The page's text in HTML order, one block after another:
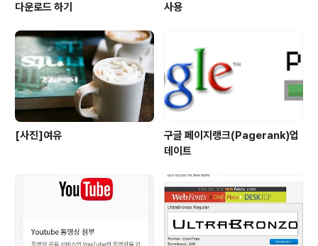
다운로드 하기
사용
[사진]여유
구글 페이지랭크(Pagerank)업
데이트